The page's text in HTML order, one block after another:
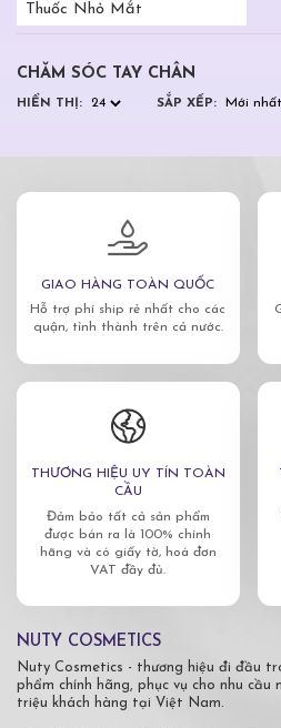
Thuốc Nhỏ Mắt
CHĂM SÓC TAY CHÂN
HIỂN THỊ: SẮP XẾP:
GIAO HÀNG TOÀN QUỐC
Hỗ trợ phí ship rẻ nhất cho các
quận, tỉnh thành trên cả nước.
THƯƠNG HIỆU UY TÍN TOÀN
CẦU
Đảm bảo tất cả sản phẩm
được bán ra là 100% chính
hãng và có giấy tờ, hoá đơn
VAT đầy đủ.
NUTY COSMETICS
Nuty Cosmetics - thương hiệu đi đầu
phẩm chính hãng, phục vụ cho nhu cầu
triệu khách hàng tại Việt Nam.